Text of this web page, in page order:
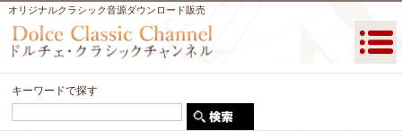
オリジナルクラシック音源ダウンロード販売
キーワードで探す